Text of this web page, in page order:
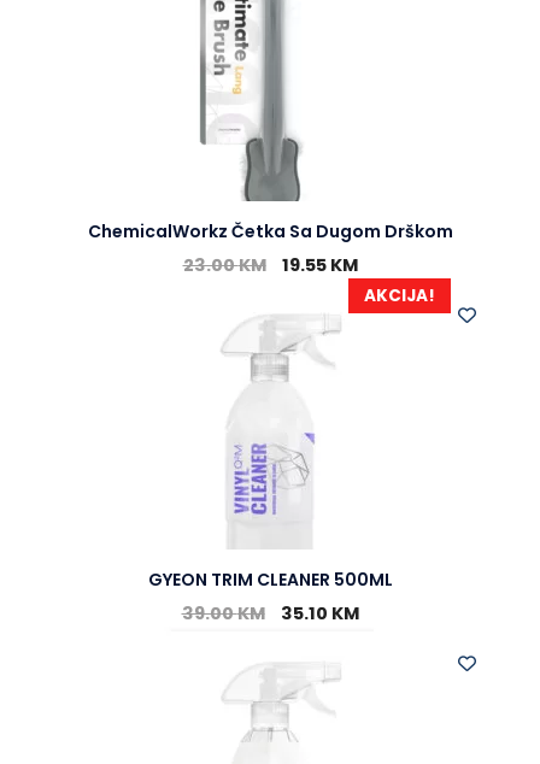
ChemicalWorkz Četka Sa Dugom Drškom
23.00KM 19.55 KM
AKCIJA!
GYEON TRIM CLEANER 500ML
39.00KM 35.10 KM